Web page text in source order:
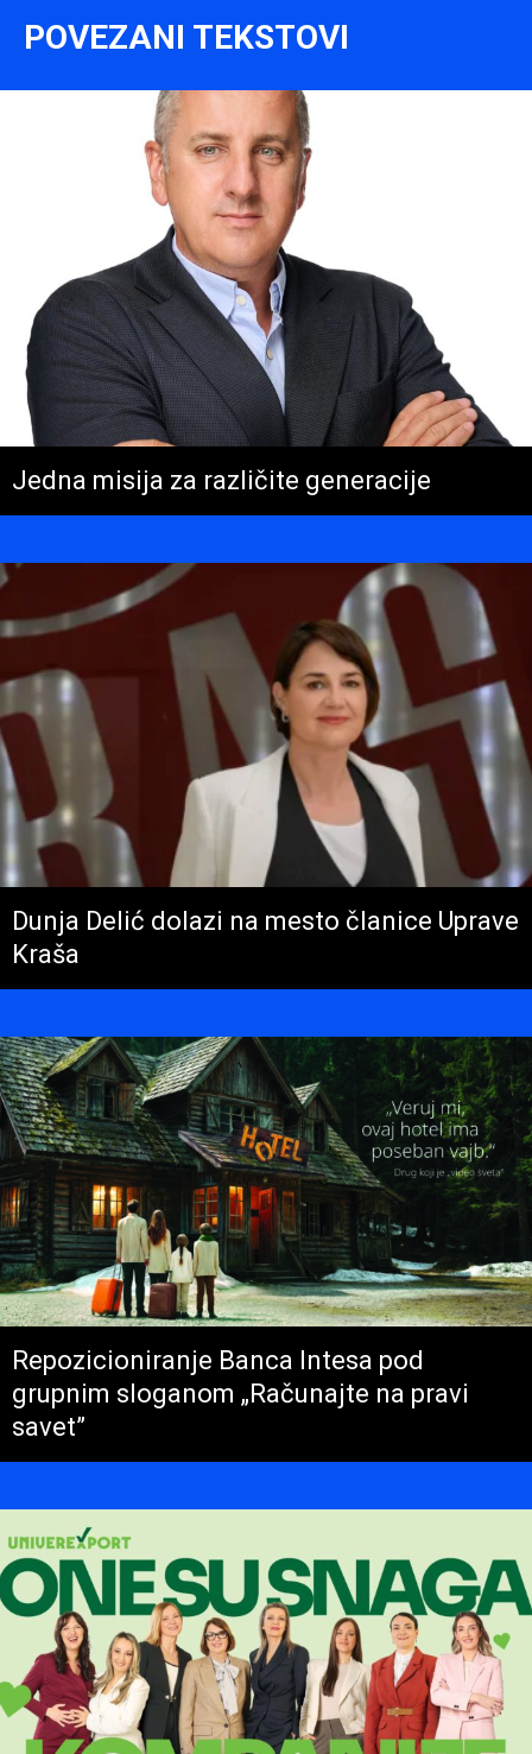
POVEZANI TEKSTOVI
Jedna misija za različite generacije
Dunja Delić dolazi na mesto članice Uprave
Kraša
Repozicioniranje Banca Intesa pod
grupnim sloganom „Računajte na pravi
savet”